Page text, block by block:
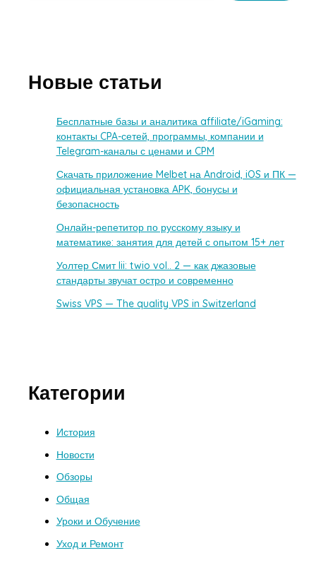
Новые статьи
Бесплатные базы и аналитика affiliate/iGaming:
контакты CPA-сетей, программы, компании и
Telegram-каналы с ценами и CPM
Скачать приложение Melbet на Android, iOS и ПК —
официальная установка APK, бонусы и
безопасность
Онлайн-репетитор по русскому языку и
математике: занятия для детей с опытом 15+ лет
Уолтер Смит Iii: twio vol.. 2 — как джазовые
стандарты звучат остро и современно
Swiss VPS — The quality VPS in Switzerland
Категории
История
Новости
Обзоры
Общая
Уроки и Обучение
Уход и Ремонт